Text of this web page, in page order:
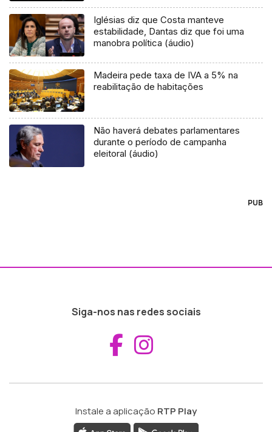
Iglésias diz que Costa manteve
estabilidade, Dantas diz que foi uma
manobra política (áudio)
Madeira pede taxa de IVA a 5% na
reabilitação de habitações
Não haverá debates parlamentares
durante o período de campanha
eleitoral (áudio)
PUB
Siga-nos nas redes sociais
Aceder ao
Instale a aplicação RTP Play